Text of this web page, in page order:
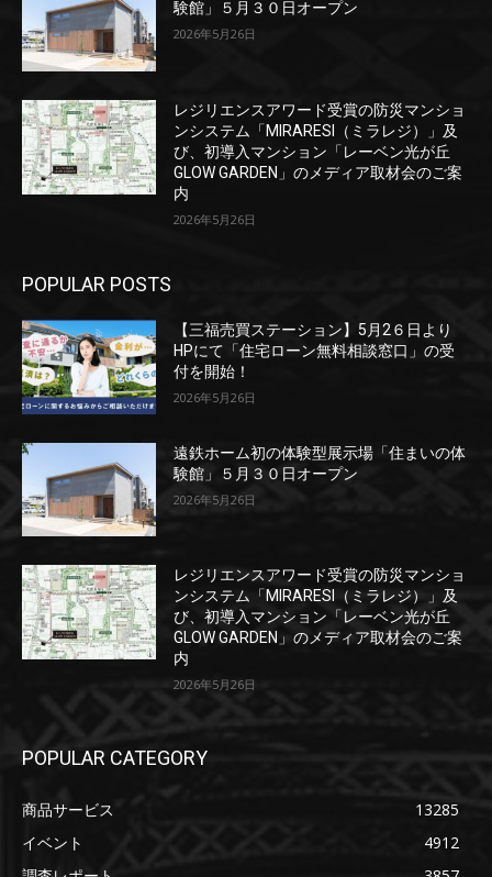
験館」５月３０日オープン
2026年5月26日
レジリエンスアワード受賞の防災マンショ
ンシステム「MIRARESI（ミラレジ）」及
び、初導入マンション「レーベン光が丘
GLOW GARDEN」のメディア取材会のご案
内
2026年5月26日
POPULAR POSTS
【三福売買ステーション】5月2６日より
HPにて「住宅ローン無料相談窓口」の受
付を開始！
2026年5月26日
遠鉄ホーム初の体験型展示場「住まいの体
験館」５月３０日オープン
2026年5月26日
レジリエンスアワード受賞の防災マンショ
ンシステム「MIRARESI（ミラレジ）」及
び、初導入マンション「レーベン光が丘
GLOW GARDEN」のメディア取材会のご案
内
2026年5月26日
POPULAR CATEGORY
商品サービス
13285
イベント
4912